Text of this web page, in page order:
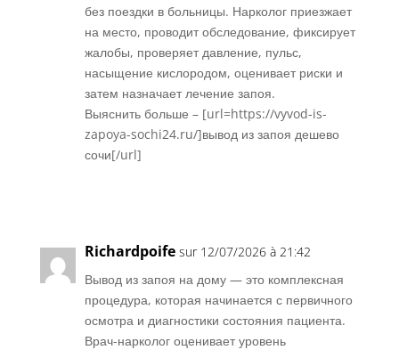
без поездки в больницы. Нарколог приезжает
на место, проводит обследование, фиксирует
жалобы, проверяет давление, пульс,
насыщение кислородом, оценивает риски и
затем назначает лечение запоя.
Выяснить больше – [url=https://vyvod-is-
zapoya-sochi24.ru/]вывод из запоя дешево
сочи[/url]
Richardpoife sur 12/07/2026 à 21:42
Вывод из запоя на дому — это комплексная
процедура, которая начинается с первичного
осмотра и диагностики состояния пациента.
Врач-нарколог оценивает уровень